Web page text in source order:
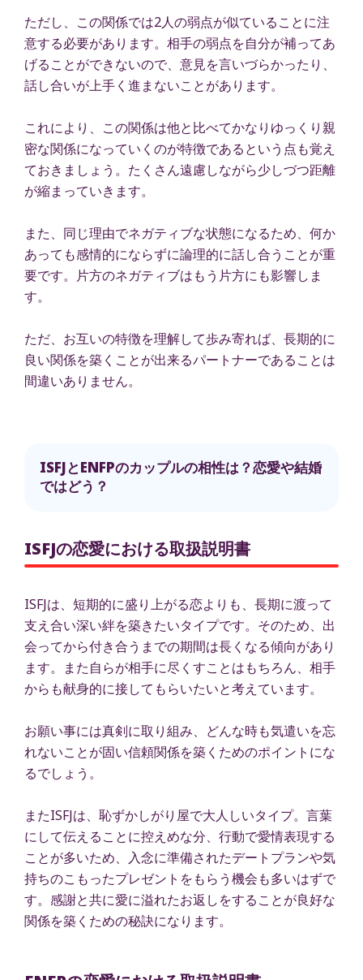
ただし、この関係では2人の弱点が似ていることに注
意する必要があります。相手の弱点を自分が補ってあ
げることができないので、意見を言いづらかったり、
話し合いが上手く進まないことがあります。
これにより、この関係は他と比べてかなりゆっくり親
密な関係になっていくのが特徴であるという点も覚え
ておきましょう。たくさん遠慮しながら少しづつ距離
が縮まっていきます。
また、同じ理由でネガティブな状態になるため、何か
あっても感情的にならずに論理的に話し合うことが重
要です。片方のネガティブはもう片方にも影響しま
す。
ただ、お互いの特徴を理解して歩み寄れば、長期的に
良い関係を築くことが出来るパートナーであることは
間違いありません。
ISFJとENFPのカップルの相性は？恋愛や結婚
ではどう？
ISFJの恋愛における取扱説明書
ISFJは、短期的に盛り上がる恋よりも、長期に渡って
支え合い深い絆を築きたいタイプです。そのため、出
会ってから付き合うまでの期間は長くなる傾向があり
ます。また自らが相手に尽くすことはもちろん、相手
からも献身的に接してもらいたいと考えています。
お願い事には真剣に取り組み、どんな時も気遣いを忘
れないことが固い信頼関係を築くためのポイントにな
るでしょう。
またISFJは、恥ずかしがり屋で大人しいタイプ。言葉
にして伝えることに控えめな分、行動で愛情表現する
ことが多いため、入念に準備されたデートプランや気
持ちのこもったプレゼントをもらう機会も多いはずで
す。感謝と共に愛に溢れたお返しをすることが良好な
関係を築くための秘訣になります。